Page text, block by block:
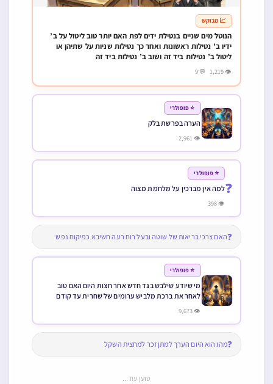
📈 מבוקש
הנוטל מים שניים בנטילת ידים לפת האם יותר טוב ליטול על ב’
ידיו ב’ נטילות ראשונות ואחר כך נטילות שניות על שתיהן או
ליטול ב’ נטילות ביד זה ושוב ב’ נטילות ביד זה
👁 1,219 💬 9
⭐ פופולרי
הערה בפרשת בלק
👁 2,961
❓
⭐ פופולרי
למה אין מברכין על מלחמת מצוה
👁 398
❓האם צרכי בריאות של שוטה ובעל רוח רעה חשיבא כפיקוח נפש
⭐ פופולרי
מי שיודע שילבש בגד חדש אחר חצות היום האם טוב
לאחר את ברכת מלביש ערומים של שחרית עד קודם
👁 9,673
❓מהו הוא היום הערך למתן זכר למחצית השקל
טוען עוד...